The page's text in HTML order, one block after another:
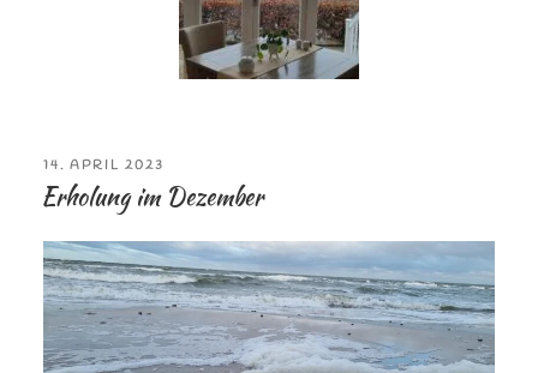
VERÖFFENTLICHT
AM
14. APRIL 2023
Erholung im Dezember